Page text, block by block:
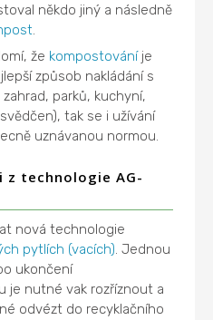
někdo jiný a následně
že kompostováníje
způsob nakládání s
zahrad, parků, kuchyní,
tak se i užívání
uznávanou normou.
z technologie AG-
nová technologie
pytlích (vacích). Jednou
ukončení
je nutné vak rozříznout a
odvézt do recyklačního